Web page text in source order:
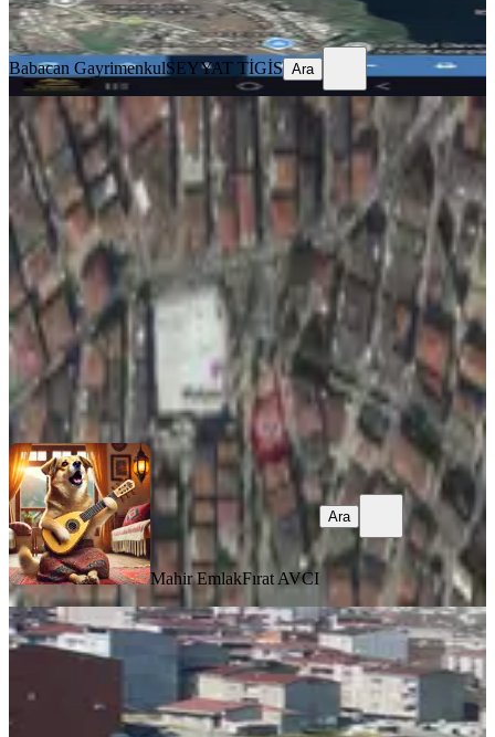
Ara
Babacan GayrimenkulSEYYAT TİGİS Ara
Mahir Emlak' Tan Fırsat Konumda
Ticari + Konut İmarlı Arsa
Avcılar, Gümüşpala Mahallesi
483 m²
142.857/m² ·18.03.2026
69.000.000 ₺
Mahir Emlak Fırat AVCI
Ara
Mahir EmlakFırat AVCI
Ara
TAKASLI
%19
Alban'dan Avcılar Firuzköyde 192 M²
Acil Satılık Arsa!
Avcılar, Firuzköy Mahallesi